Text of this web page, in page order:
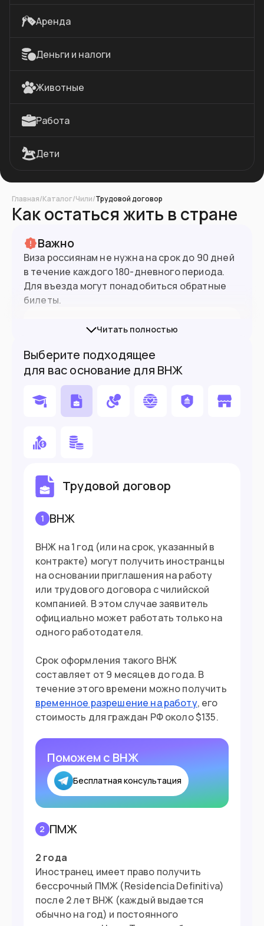
Аренда
Деньги и налоги
Животные
Работа
Дети
Главная/Каталог/Чили/Трудовой договор
Как остаться жить в стране
Важно
Виза россиянам не нужна на срок до 90 дней
в течение каждого 180-дневного периода.
Для въезда могут понадобиться обратные
билеты.
19.9 млн
Подойдет вам если
Вы ждете ребенка и готовы рожать его
здесь
Вы предприниматель
Документ
Читать полностью
Выберите подходящее
для вас основание для ВНЖ
Трудовой договор
1 ВНЖ
ВНЖ на 1 год (или на срок, указанный в
контракте) могут получить иностранцы
на основании приглашения на работу
или трудового договора с чилийской
компанией. В этом случае заявитель
официально может работать только на
одного работодателя.
Срок оформления такого ВНЖ
составляет от 9 месяцев до года. В
течение этого времени можно получить
временное разрешение на работу, его
стоимость для граждан РФ около $135.
Поможем с ВНЖ
Бесплатная консультация
2 ПМЖ
2 года
Иностранец имеет право получить
бессрочный ПМЖ (Residencia Definitiva)
после 2 лет ВНЖ (каждый выдается
обычно на год) и постоянного